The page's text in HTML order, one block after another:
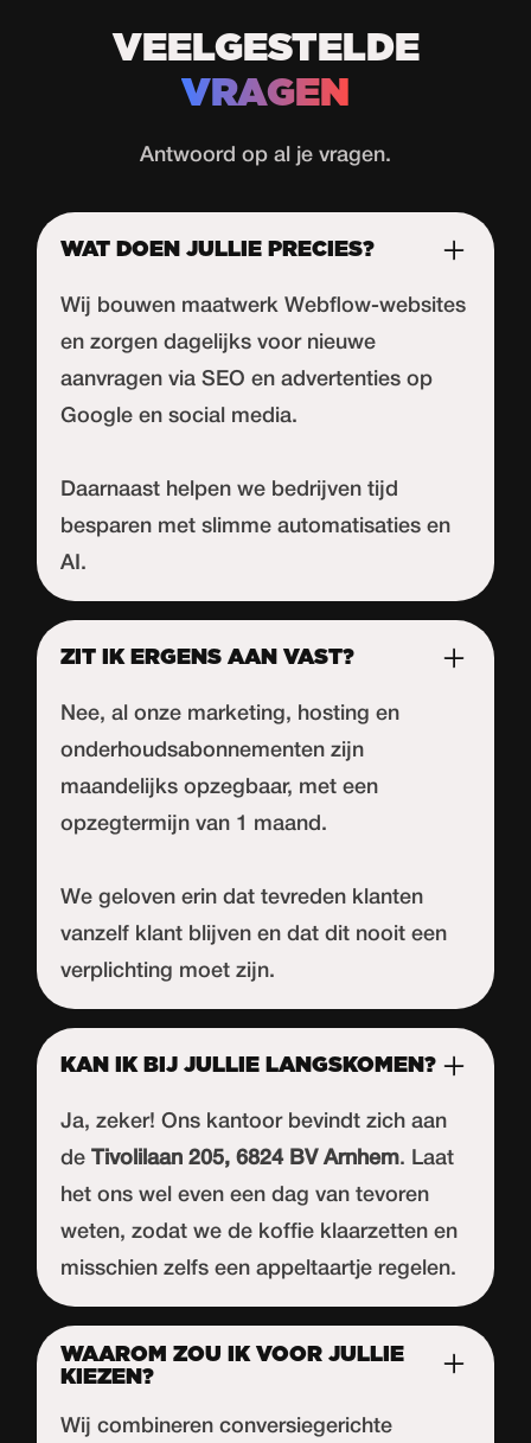
VEELGESTELDE
VRAGEN
Antwoord op al je vragen.
WAT DOEN JULLIE PRECIES?
Wij bouwen maatwerk Webflow-websites
en zorgen dagelijks voor nieuwe
aanvragen via SEO en advertenties op
Google en social media.
Daarnaast helpen we bedrijven tijd
besparen met slimme automatisaties en
AI.
ZIT IK ERGENS AAN VAST?
Nee, al onze marketing, hosting en
onderhoudsabonnementen zijn
maandelijks opzegbaar, met een
opzegtermijn van 1 maand.
We geloven erin dat tevreden klanten
vanzelf klant blijven en dat dit nooit een
verplichting moet zijn.
KAN IK BIJ JULLIE LANGSKOMEN?
Ja, zeker! Ons kantoor bevindt zich aan
de
Tivolilaan 205, 6824 BV Arnhem. Laat
het ons wel even een dag van tevoren
weten, zodat we de koffie klaarzetten en
misschien zelfs een appeltaartje regelen.
WAAROM ZOU IK VOOR JULLIE
KIEZEN?
Wij combineren conversiegerichte